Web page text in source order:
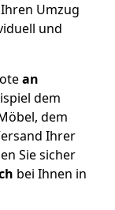
Umzug
und
an
dem
dem
Ihrer
Sie sicher
bei Ihnen in